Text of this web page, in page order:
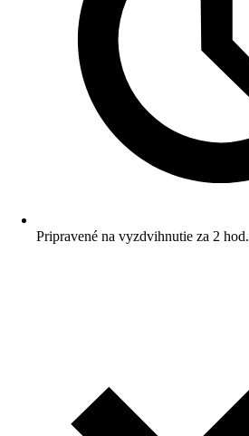
Pripravené na vyzdvihnutie za 2 hod.